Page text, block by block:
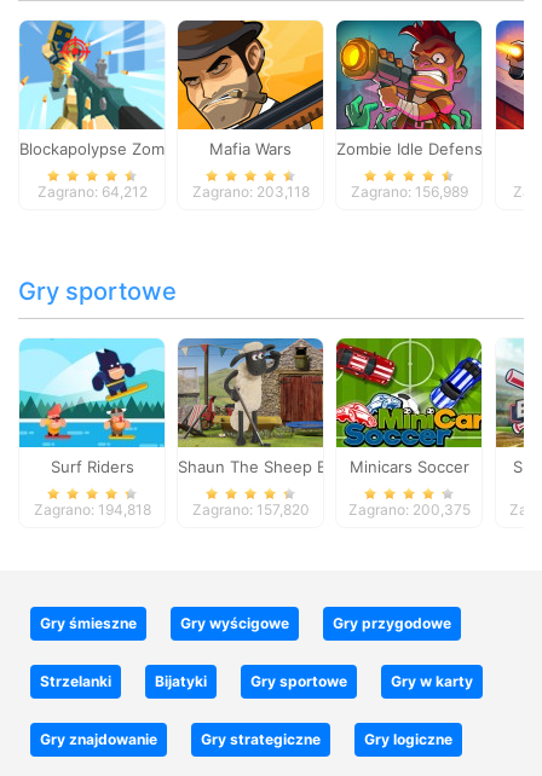
Blockapolypse Zombie Shooter
Zagrano: 64,212
Mafia Wars
Zagrano: 203,118
Zombie Idle Defense
Zagrano: 156,989
Gry sportowe
Surf Riders
Zagrano: 194,818
Shaun The Sheep Baahmy Golf
Zagrano: 157,820
Minicars Soccer
Zagrano: 200,375
Gry śmieszne Gry wyścigowe Gry przygodowe
Strzelanki Bijatyki Gry sportowe Gry w karty
Gry znajdowanie Gry strategiczne Gry logiczne